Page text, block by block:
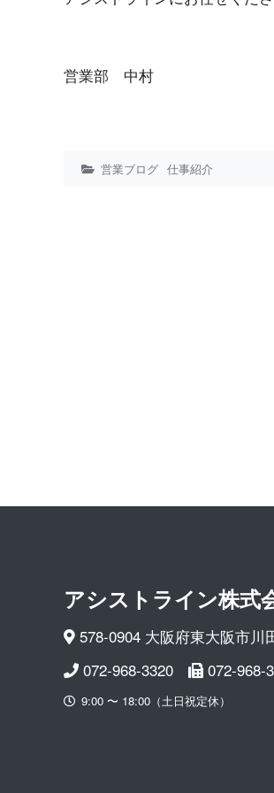
営業 部 中 村
営業ブログ 仕事紹介
アシストライン 株 式
578-0904 大阪府東大阪市川
072-968-3320
072-968-
9:00 〜 18:00（土日祝定休）